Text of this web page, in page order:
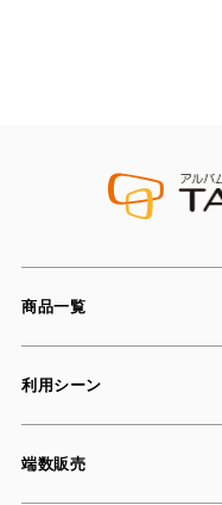
商品一覧
利用シーン
端数販売